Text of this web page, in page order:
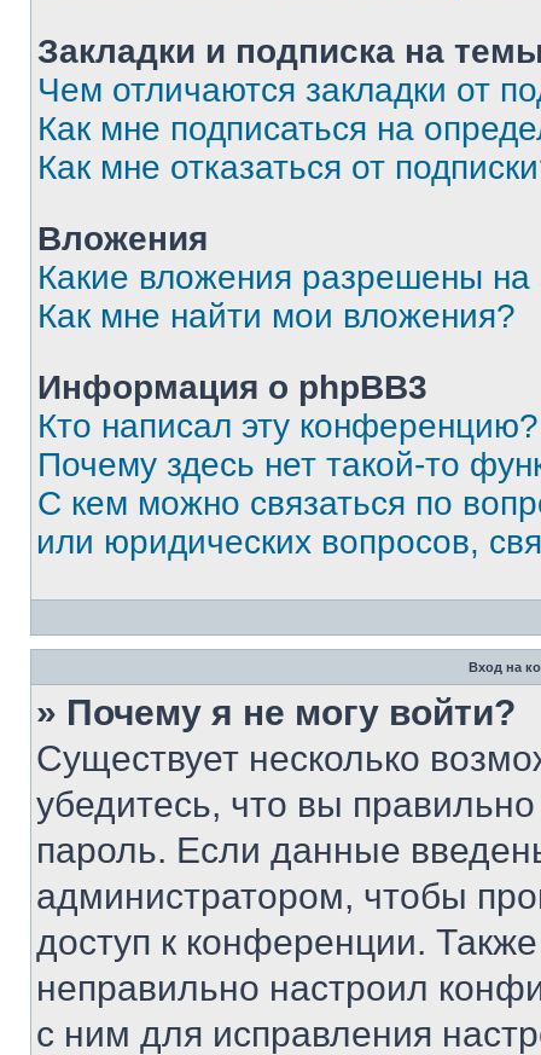
Закладки и подписка на
Чем отличаются закладки от
Как мне подписаться на
Как мне отказаться от
Вложения
Какие вложения разрешены
Как мне найти мои вложения?
Информация о phpBB3
Кто написал эту конференцию?
Почему здесь нет такой-то
С кем можно связаться по
или юридических вопросов,
Вход на
» Почему я не могу войти?
Существует несколько
убедитесь, что вы
пароль. Если данные
администратором, чтобы
доступ к конференции.
неправильно настроил
с ним для исправления